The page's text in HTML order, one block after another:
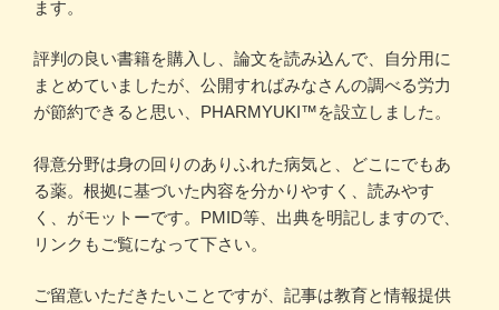
ます。
評判の良い書籍を購入し、論文を読み込んで、自分用に
まとめていましたが、公開すればみなさんの調べる労力
が節約できると思い、PHARMYUKI™を設立しました。
得意分野は身の回りのありふれた病気と、どこにでもあ
る薬。根拠に基づいた内容を分かりやすく、読みやす
く、がモットーです。PMID等、出典を明記しますので、
リンクもご覧になって下さい。
ご留意いただきたいことですが、記事は教育と情報提供